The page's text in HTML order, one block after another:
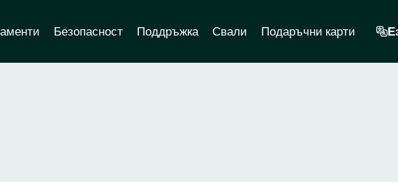
Безопасност Поддръжка Свали Подаръчни карти